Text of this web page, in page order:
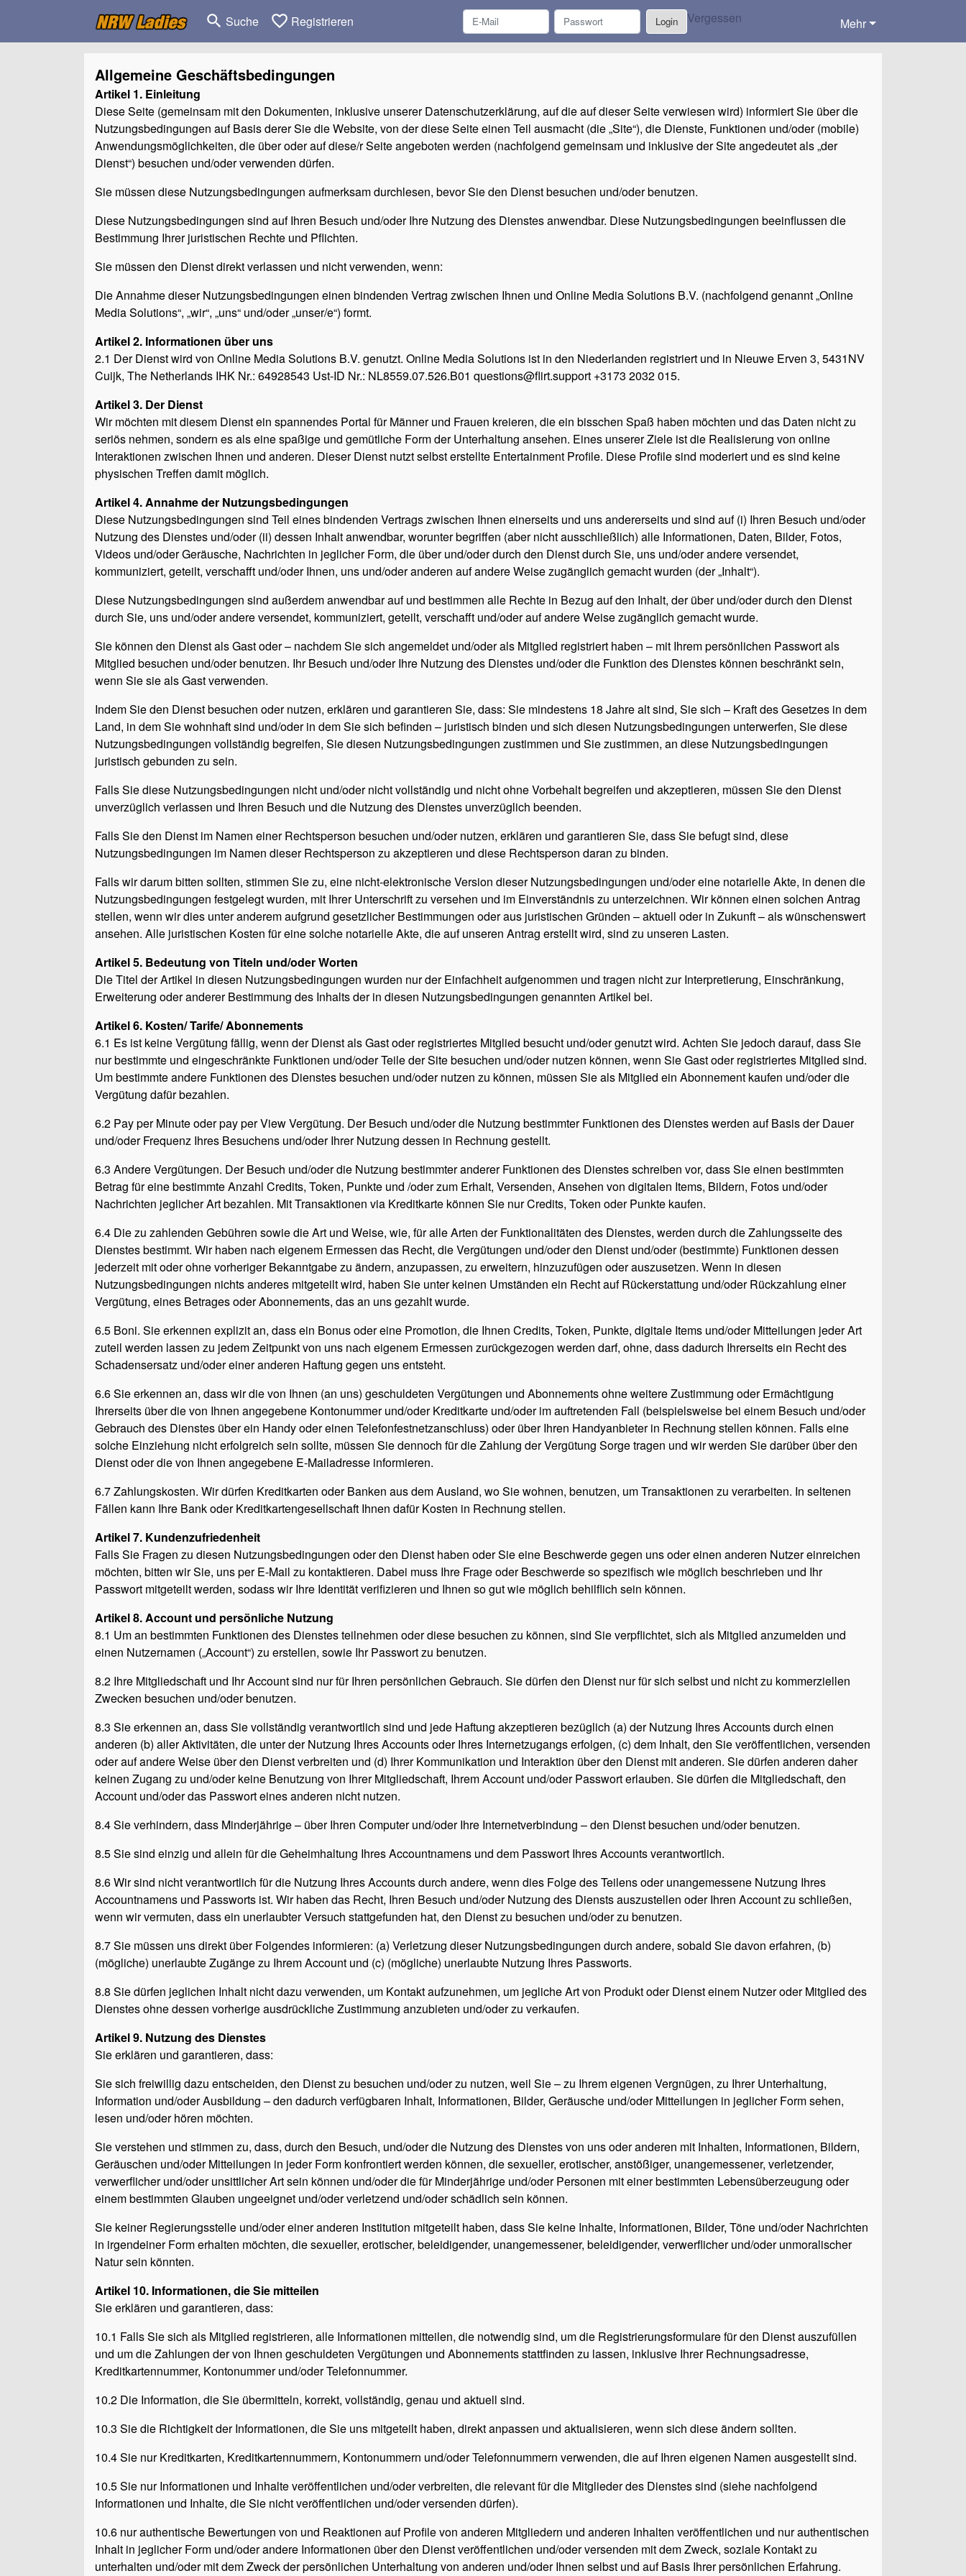
search Suche favorite_border Registrieren Login Vergessen Mehr
Allgemeine Geschäftsbedingungen
Artikel 1. Einleitung
Diese Seite (gemeinsam mit den Dokumenten, inklusive unserer Datenschutzerklärung, auf die auf dieser Seite verwiesen wird) informiert Sie über die
Nutzungsbedingungen auf Basis derer Sie die Website, von der diese Seite einen Teil ausmacht (die „Site“), die Dienste, Funktionen und/oder (mobile)
Anwendungsmöglichkeiten, die über oder auf diese/r Seite angeboten werden (nachfolgend gemeinsam und inklusive der Site angedeutet als „der
Dienst“) besuchen und/oder verwenden dürfen.
Sie müssen diese Nutzungsbedingungen aufmerksam durchlesen, bevor Sie den Dienst besuchen und/oder benutzen.
Diese Nutzungsbedingungen sind auf Ihren Besuch und/oder Ihre Nutzung des Dienstes anwendbar. Diese Nutzungsbedingungen beeinflussen die
Bestimmung Ihrer juristischen Rechte und Pflichten.
Sie müssen den Dienst direkt verlassen und nicht verwenden, wenn:
Die Annahme dieser Nutzungsbedingungen einen bindenden Vertrag zwischen Ihnen und Online Media Solutions B.V. (nachfolgend genannt „Online
Media Solutions“, „wir“, „uns“ und/oder „unser/e“) formt.
Artikel 2. Informationen über uns
2.1 Der Dienst wird von Online Media Solutions B.V. genutzt. Online Media Solutions ist in den Niederlanden registriert und in Nieuwe Erven 3, 5431NV
Cuijk, The Netherlands IHK Nr.: 64928543 Ust-ID Nr.: NL8559.07.526.B01 questions@flirt.support +3173 2032 015.
Artikel 3. Der Dienst
Wir möchten mit diesem Dienst ein spannendes Portal für Männer und Frauen kreieren, die ein bisschen Spaß haben möchten und das Daten nicht zu
seriös nehmen, sondern es als eine spaßige und gemütliche Form der Unterhaltung ansehen. Eines unserer Ziele ist die Realisierung von online
Interaktionen zwischen Ihnen und anderen. Dieser Dienst nutzt selbst erstellte Entertainment Profile. Diese Profile sind moderiert und es sind keine
physischen Treffen damit möglich.
Artikel 4. Annahme der Nutzungsbedingungen
Diese Nutzungsbedingungen sind Teil eines bindenden Vertrags zwischen Ihnen einerseits und uns andererseits und sind auf (i) Ihren Besuch und/oder
Nutzung des Dienstes und/oder (ii) dessen Inhalt anwendbar, worunter begriffen (aber nicht ausschließlich) alle Informationen, Daten, Bilder, Fotos,
Videos und/oder Geräusche, Nachrichten in jeglicher Form, die über und/oder durch den Dienst durch Sie, uns und/oder andere versendet,
kommuniziert, geteilt, verschafft und/oder Ihnen, uns und/oder anderen auf andere Weise zugänglich gemacht wurden (der „Inhalt“).
Diese Nutzungsbedingungen sind außerdem anwendbar auf und bestimmen alle Rechte in Bezug auf den Inhalt, der über und/oder durch den Dienst
durch Sie, uns und/oder andere versendet, kommuniziert, geteilt, verschafft und/oder auf andere Weise zugänglich gemacht wurde.
Sie können den Dienst als Gast oder – nachdem Sie sich angemeldet und/oder als Mitglied registriert haben – mit Ihrem persönlichen Passwort als
Mitglied besuchen und/oder benutzen. Ihr Besuch und/oder Ihre Nutzung des Dienstes und/oder die Funktion des Dienstes können beschränkt sein,
wenn Sie sie als Gast verwenden.
Indem Sie den Dienst besuchen oder nutzen, erklären und garantieren Sie, dass: Sie mindestens 18 Jahre alt sind, Sie sich – Kraft des Gesetzes in dem
Land, in dem Sie wohnhaft sind und/oder in dem Sie sich befinden – juristisch binden und sich diesen Nutzungsbedingungen unterwerfen, Sie diese
Nutzungsbedingungen vollständig begreifen, Sie diesen Nutzungsbedingungen zustimmen und Sie zustimmen, an diese Nutzungsbedingungen
juristisch gebunden zu sein.
Falls Sie diese Nutzungsbedingungen nicht und/oder nicht vollständig und nicht ohne Vorbehalt begreifen und akzeptieren, müssen Sie den Dienst
unverzüglich verlassen und Ihren Besuch und die Nutzung des Dienstes unverzüglich beenden.
Falls Sie den Dienst im Namen einer Rechtsperson besuchen und/oder nutzen, erklären und garantieren Sie, dass Sie befugt sind, diese
Nutzungsbedingungen im Namen dieser Rechtsperson zu akzeptieren und diese Rechtsperson daran zu binden.
Falls wir darum bitten sollten, stimmen Sie zu, eine nicht-elektronische Version dieser Nutzungsbedingungen und/oder eine notarielle Akte, in denen die
Nutzungsbedingungen festgelegt wurden, mit Ihrer Unterschrift zu versehen und im Einverständnis zu unterzeichnen. Wir können einen solchen Antrag
stellen, wenn wir dies unter anderem aufgrund gesetzlicher Bestimmungen oder aus juristischen Gründen – aktuell oder in Zukunft – als wünschenswert
ansehen. Alle juristischen Kosten für eine solche notarielle Akte, die auf unseren Antrag erstellt wird, sind zu unseren Lasten.
Artikel 5. Bedeutung von Titeln und/oder Worten
Die Titel der Artikel in diesen Nutzungsbedingungen wurden nur der Einfachheit aufgenommen und tragen nicht zur Interpretierung, Einschränkung,
Erweiterung oder anderer Bestimmung des Inhalts der in diesen Nutzungsbedingungen genannten Artikel bei.
Artikel 6. Kosten/ Tarife/ Abonnements
6.1 Es ist keine Vergütung fällig, wenn der Dienst als Gast oder registriertes Mitglied besucht und/oder genutzt wird. Achten Sie jedoch darauf, dass Sie
nur bestimmte und eingeschränkte Funktionen und/oder Teile der Site besuchen und/oder nutzen können, wenn Sie Gast oder registriertes Mitglied sind.
Um bestimmte andere Funktionen des Dienstes besuchen und/oder nutzen zu können, müssen Sie als Mitglied ein Abonnement kaufen und/oder die
Vergütung dafür bezahlen.
6.2 Pay per Minute oder pay per View Vergütung. Der Besuch und/oder die Nutzung bestimmter Funktionen des Dienstes werden auf Basis der Dauer
und/oder Frequenz Ihres Besuchens und/oder Ihrer Nutzung dessen in Rechnung gestellt.
6.3 Andere Vergütungen. Der Besuch und/oder die Nutzung bestimmter anderer Funktionen des Dienstes schreiben vor, dass Sie einen bestimmten
Betrag für eine bestimmte Anzahl Credits, Token, Punkte und /oder zum Erhalt, Versenden, Ansehen von digitalen Items, Bildern, Fotos und/oder
Nachrichten jeglicher Art bezahlen. Mit Transaktionen via Kreditkarte können Sie nur Credits, Token oder Punkte kaufen.
6.4 Die zu zahlenden Gebühren sowie die Art und Weise, wie, für alle Arten der Funktionalitäten des Dienstes, werden durch die Zahlungsseite des
Dienstes bestimmt. Wir haben nach eigenem Ermessen das Recht, die Vergütungen und/oder den Dienst und/oder (bestimmte) Funktionen dessen
jederzeit mit oder ohne vorheriger Bekanntgabe zu ändern, anzupassen, zu erweitern, hinzuzufügen oder auszusetzen. Wenn in diesen
Nutzungsbedingungen nichts anderes mitgeteilt wird, haben Sie unter keinen Umständen ein Recht auf Rückerstattung und/oder Rückzahlung einer
Vergütung, eines Betrages oder Abonnements, das an uns gezahlt wurde.
6.5 Boni. Sie erkennen explizit an, dass ein Bonus oder eine Promotion, die Ihnen Credits, Token, Punkte, digitale Items und/oder Mitteilungen jeder Art
zuteil werden lassen zu jedem Zeitpunkt von uns nach eigenem Ermessen zurückgezogen werden darf, ohne, dass dadurch Ihrerseits ein Recht des
Schadensersatz und/oder einer anderen Haftung gegen uns entsteht.
6.6 Sie erkennen an, dass wir die von Ihnen (an uns) geschuldeten Vergütungen und Abonnements ohne weitere Zustimmung oder Ermächtigung
Ihrerseits über die von Ihnen angegebene Kontonummer und/oder Kreditkarte und/oder im auftretenden Fall (beispielsweise bei einem Besuch und/oder
Gebrauch des Dienstes über ein Handy oder einen Telefonfestnetzanschluss) oder über Ihren Handyanbieter in Rechnung stellen können. Falls eine
solche Einziehung nicht erfolgreich sein sollte, müssen Sie dennoch für die Zahlung der Vergütung Sorge tragen und wir werden Sie darüber über den
Dienst oder die von Ihnen angegebene E-Mailadresse informieren.
6.7 Zahlungskosten. Wir dürfen Kreditkarten oder Banken aus dem Ausland, wo Sie wohnen, benutzen, um Transaktionen zu verarbeiten. In seltenen
Fällen kann Ihre Bank oder Kreditkartengesellschaft Ihnen dafür Kosten in Rechnung stellen.
Artikel 7. Kundenzufriedenheit
Falls Sie Fragen zu diesen Nutzungsbedingungen oder den Dienst haben oder Sie eine Beschwerde gegen uns oder einen anderen Nutzer einreichen
möchten, bitten wir Sie, uns per E-Mail zu kontaktieren. Dabei muss Ihre Frage oder Beschwerde so spezifisch wie möglich beschrieben und Ihr
Passwort mitgeteilt werden, sodass wir Ihre Identität verifizieren und Ihnen so gut wie möglich behilflich sein können.
Artikel 8. Account und persönliche Nutzung
8.1 Um an bestimmten Funktionen des Dienstes teilnehmen oder diese besuchen zu können, sind Sie verpflichtet, sich als Mitglied anzumelden und
einen Nutzernamen („Account“) zu erstellen, sowie Ihr Passwort zu benutzen.
8.2 Ihre Mitgliedschaft und Ihr Account sind nur für Ihren persönlichen Gebrauch. Sie dürfen den Dienst nur für sich selbst und nicht zu kommerziellen
Zwecken besuchen und/oder benutzen.
8.3 Sie erkennen an, dass Sie vollständig verantwortlich sind und jede Haftung akzeptieren bezüglich (a) der Nutzung Ihres Accounts durch einen
anderen (b) aller Aktivitäten, die unter der Nutzung Ihres Accounts oder Ihres Internetzugangs erfolgen, (c) dem Inhalt, den Sie veröffentlichen, versenden
oder auf andere Weise über den Dienst verbreiten und (d) Ihrer Kommunikation und Interaktion über den Dienst mit anderen. Sie dürfen anderen daher
keinen Zugang zu und/oder keine Benutzung von Ihrer Mitgliedschaft, Ihrem Account und/oder Passwort erlauben. Sie dürfen die Mitgliedschaft, den
Account und/oder das Passwort eines anderen nicht nutzen.
8.4 Sie verhindern, dass Minderjährige – über Ihren Computer und/oder Ihre Internetverbindung – den Dienst besuchen und/oder benutzen.
8.5 Sie sind einzig und allein für die Geheimhaltung Ihres Accountnamens und dem Passwort Ihres Accounts verantwortlich.
8.6 Wir sind nicht verantwortlich für die Nutzung Ihres Accounts durch andere, wenn dies Folge des Teilens oder unangemessene Nutzung Ihres
Accountnamens und Passworts ist. Wir haben das Recht, Ihren Besuch und/oder Nutzung des Diensts auszustellen oder Ihren Account zu schließen,
wenn wir vermuten, dass ein unerlaubter Versuch stattgefunden hat, den Dienst zu besuchen und/oder zu benutzen.
8.7 Sie müssen uns direkt über Folgendes informieren: (a) Verletzung dieser Nutzungsbedingungen durch andere, sobald Sie davon erfahren, (b)
(mögliche) unerlaubte Zugänge zu Ihrem Account und (c) (mögliche) unerlaubte Nutzung Ihres Passworts.
8.8 Sie dürfen jeglichen Inhalt nicht dazu verwenden, um Kontakt aufzunehmen, um jegliche Art von Produkt oder Dienst einem Nutzer oder Mitglied des
Dienstes ohne dessen vorherige ausdrückliche Zustimmung anzubieten und/oder zu verkaufen.
Artikel 9. Nutzung des Dienstes
Sie erklären und garantieren, dass:
Sie sich freiwillig dazu entscheiden, den Dienst zu besuchen und/oder zu nutzen, weil Sie – zu Ihrem eigenen Vergnügen, zu Ihrer Unterhaltung,
Information und/oder Ausbildung – den dadurch verfügbaren Inhalt, Informationen, Bilder, Geräusche und/oder Mitteilungen in jeglicher Form sehen,
lesen und/oder hören möchten.
Sie verstehen und stimmen zu, dass, durch den Besuch, und/oder die Nutzung des Dienstes von uns oder anderen mit Inhalten, Informationen, Bildern,
Geräuschen und/oder Mitteilungen in jeder Form konfrontiert werden können, die sexueller, erotischer, anstößiger, unangemessener, verletzender,
verwerflicher und/oder unsittlicher Art sein können und/oder die für Minderjährige und/oder Personen mit einer bestimmten Lebensüberzeugung oder
einem bestimmten Glauben ungeeignet und/oder verletzend und/oder schädlich sein können.
Sie keiner Regierungsstelle und/oder einer anderen Institution mitgeteilt haben, dass Sie keine Inhalte, Informationen, Bilder, Töne und/oder Nachrichten
in irgendeiner Form erhalten möchten, die sexueller, erotischer, beleidigender, unangemessener, beleidigender, verwerflicher und/oder unmoralischer
Natur sein könnten.
Artikel 10. Informationen, die Sie mitteilen
Sie erklären und garantieren, dass:
10.1 Falls Sie sich als Mitglied registrieren, alle Informationen mitteilen, die notwendig sind, um die Registrierungsformulare für den Dienst auszufüllen
und um die Zahlungen der von Ihnen geschuldeten Vergütungen und Abonnements stattfinden zu lassen, inklusive Ihrer Rechnungsadresse,
Kreditkartennummer, Kontonummer und/oder Telefonnummer.
10.2 Die Information, die Sie übermitteln, korrekt, vollständig, genau und aktuell sind.
10.3 Sie die Richtigkeit der Informationen, die Sie uns mitgeteilt haben, direkt anpassen und aktualisieren, wenn sich diese ändern sollten.
10.4 Sie nur Kreditkarten, Kreditkartennummern, Kontonummern und/oder Telefonnummern verwenden, die auf Ihren eigenen Namen ausgestellt sind.
10.5 Sie nur Informationen und Inhalte veröffentlichen und/oder verbreiten, die relevant für die Mitglieder des Dienstes sind (siehe nachfolgend
Informationen und Inhalte, die Sie nicht veröffentlichen und/oder versenden dürfen).
10.6 nur authentische Bewertungen von und Reaktionen auf Profile von anderen Mitgliedern und anderen Inhalten veröffentlichen und nur authentischen
Inhalt in jeglicher Form und/oder andere Informationen über den Dienst veröffentlichen und/oder versenden mit dem Zweck, soziale Kontakt zu
unterhalten und/oder mit dem Zweck der persönlichen Unterhaltung von anderen und/oder Ihnen selbst und auf Basis Ihrer persönlichen Erfahrung.